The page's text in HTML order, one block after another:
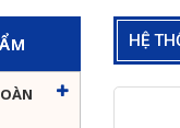
HỆ